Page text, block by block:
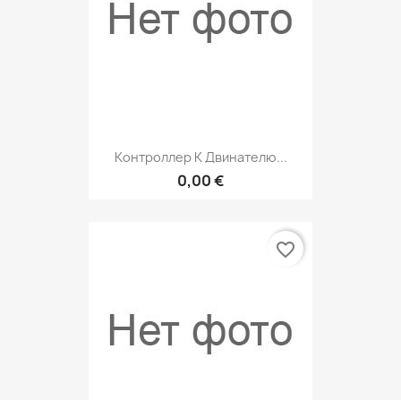
Контроллер К Двинателю...
0,00 €
favorite_border